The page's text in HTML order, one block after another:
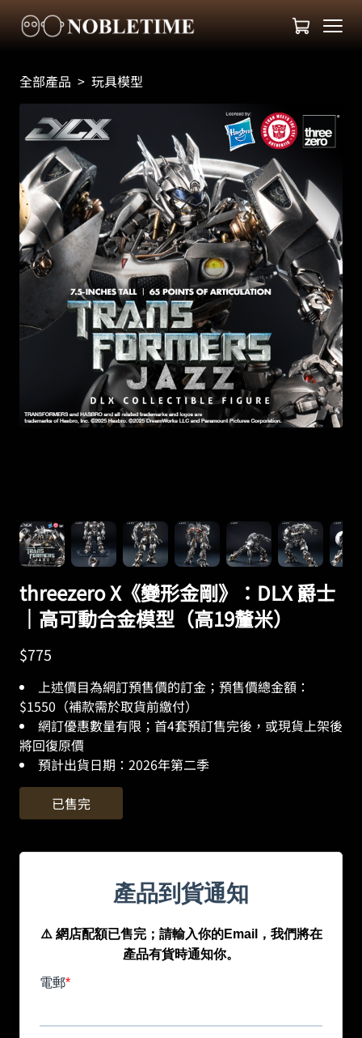
全部產品 > 玩具模型
threezero X《變形金剛》：DLX 爵士
｜高可動合金模型（高19釐米）
$775
上述價目為網訂預售價的訂金；預售價總金額：
$1550（補款需於取貨前繳付）
網訂優惠數量有限；首4套預訂售完後，或現貨上架後
將回復原價
預計出貨日期： 2026年第二季
已售完